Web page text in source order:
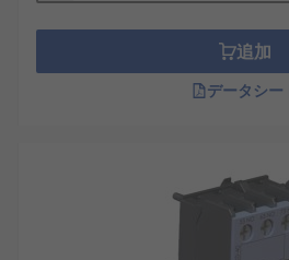
め、間接的に機器の状態を制御や
てリミットスイッチは物理的な
知するセンサーとして機能し、対
補助接点は電気的な動作状態を伝
り、例えば国内の産業用制御盤や
運転管理に多用されます。一方、
追加
データシー